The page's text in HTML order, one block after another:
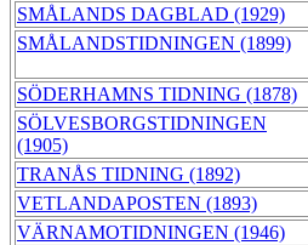
SMÅLANDS DAGBLAD (1929)
SMÅLANDSTIDNINGEN (1899)
SÖDERHAMNS TIDNING (1878)
SÖLVESBORGSTIDNINGEN
(1905)
TRANÅS TIDNING (1892)
VETLANDAPOSTEN (1893)
VÄRNAMOTIDNINGEN (1946)